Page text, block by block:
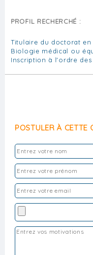
PROFIL RECHERCHÉ :
Titulaire du doctorat
Biologie médical ou
Inscription à l'ordre
POSTULER À CETTE